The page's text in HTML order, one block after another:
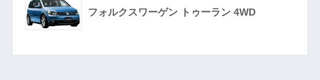
フォルクスワーゲン トゥーラン 4WD